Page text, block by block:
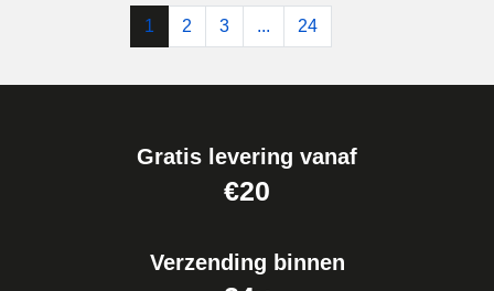
1 2 3 ... 24
Gratis levering vanaf
€20
Verzending binnen